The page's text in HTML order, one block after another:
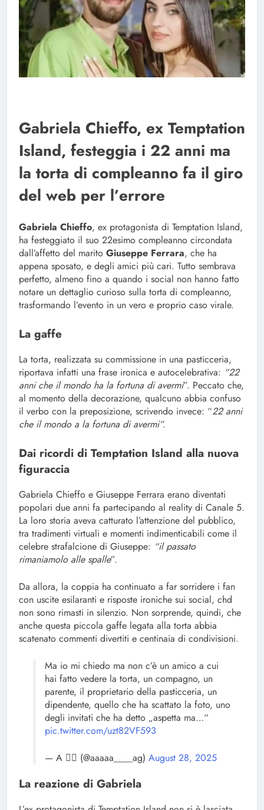
Gabriela Chieffo, ex Temptation
Island, festeggia i 22 anni ma
la torta di compleanno fa il giro
del web per l’errore
Gabriela Chieffo, ex protagonista di Temptation Island,
ha festeggiato il suo 22esimo compleanno circondata
dall’affetto del marito Giuseppe Ferrara, che ha
appena sposato, e degli amici più cari. Tutto sembrava
perfetto, almeno fino a quando i social non hanno fatto
notare un dettaglio curioso sulla torta di compleanno,
trasformando l’evento in un vero e proprio caso virale.
La gaffe
La torta, realizzata su commissione in una pasticceria,
riportava infatti una frase ironica e autocelebrativa: “22
anni che il mondo ha la fortuna di avermi”. Peccato che,
al momento della decorazione, qualcuno abbia confuso
il verbo con la preposizione, scrivendo invece: “22 anni
che il mondo a la fortuna di avermi”.
Dai ricordi di Temptation Island alla nuova
figuraccia
Gabriela Chieffo e Giuseppe Ferrara erano diventati
popolari due anni fa partecipando al reality di Canale 5.
La loro storia aveva catturato l’attenzione del pubblico,
tra tradimenti virtuali e momenti indimenticabili come il
celebre strafalcione di Giuseppe: “il passato
rimaniamolo alle spalle”.
Da allora, la coppia ha continuato a far sorridere i fan
con uscite esilaranti e risposte ironiche sui social, chd
non sono rimasti in silenzio. Non sorprende, quindi, che
anche questa piccola gaffe legata alla torta abbia
scatenato commenti divertiti e centinaia di condivisioni.
Ma io mi chiedo ma non c’è un amico a cui
hai fatto vedere la torta, un compagno, un
parente, il proprietario della pasticceria, un
dipendente, quello che ha scattato la foto, uno
degli invitati che ha detto „aspetta ma…“
pic.twitter.com/uzt82VF593
— A 🧚‍♀️ (@aaaaa____ag) August 28, 2025
La reazione di Gabriela